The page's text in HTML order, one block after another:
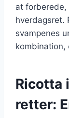
at
hverdagsret.
svampenes
kombination,
Ricotta
retter: